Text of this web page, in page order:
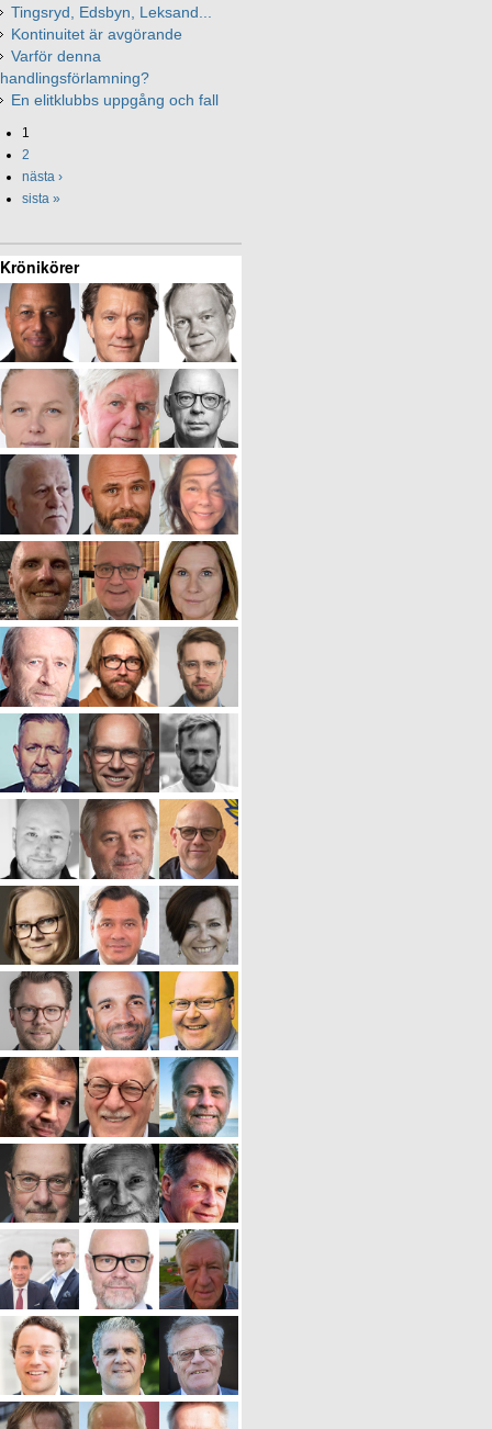
Tingsryd, Edsbyn, Leksand...
Kontinuitet är avgörande
Varför denna
handlingsförlamning?
En elitklubbs uppgång och fall
1
2
nästa ›
sista »
Krönikörer